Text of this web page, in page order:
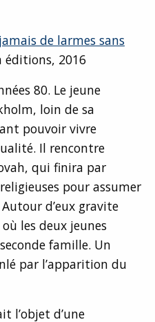
jamais de larmes sans
éditions, 2016
80. Le jeune
loin de sa
pouvoir vivre
Il rencontre
qui finira par
pour assumer
d’eux gravite
les deux jeunes
famille. Un
par l’apparition du
l’objet d’une